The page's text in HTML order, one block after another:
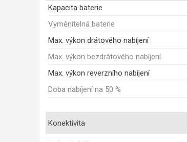
Kapacita baterie
Vyměnitelná baterie
Max. výkon drátového nabíjení
Max. výkon bezdrátového nabíjení
Max. výkon reverzního nabíjení
Doba nabíjení na 50 %
Konektivita